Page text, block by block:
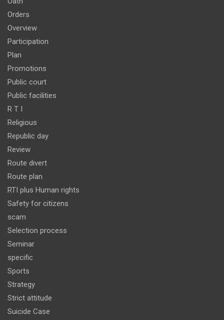
Orders
Overview
Participation
Plan
Promotions
Public court
Public facilities
R T I
Religious
Republic day
Review
Route divert
Route plan
RTI plus Human rights
Safety for citizens
scam
Selection process
Seminar
specific
Sports
Strategy
Strict attitude
Suicide Case